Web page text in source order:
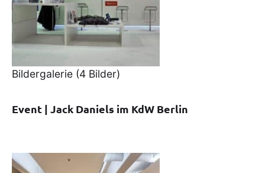
Bildergalerie (4 Bilder)
Event | Jack Daniels im KdW Berlin